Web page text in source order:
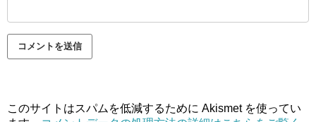
このサイトはスパムを低減するために Akismet を使ってい